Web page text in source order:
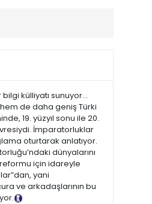
külliyatı sunuyor…
de daha geniş Türki
19. yüzyıl sonu ile 20.
İmparatorluklar
oturtarak anlatıyor.
dünyalarını
için idareyle
yani
ve arkadaşlarının bu
Tanıtım Metni